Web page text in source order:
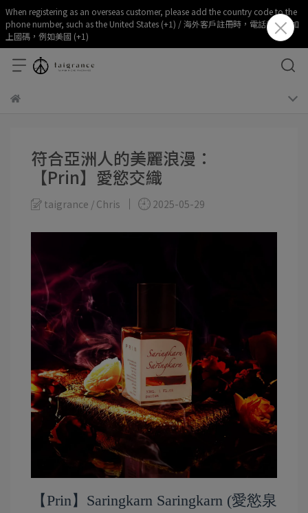
When registering as an overseas customer, please add the country code to the
phone number, such as the United States (+1) / 海外客戶註冊時，電話部分請加
上國碼，例如美國 (+1)
符合亞洲人的美麗浪漫：
【Prin】愛慾交織
taigrance / Chris 2025-05-29
【Prin】Saringkarn Saringkarn (愛慾泉